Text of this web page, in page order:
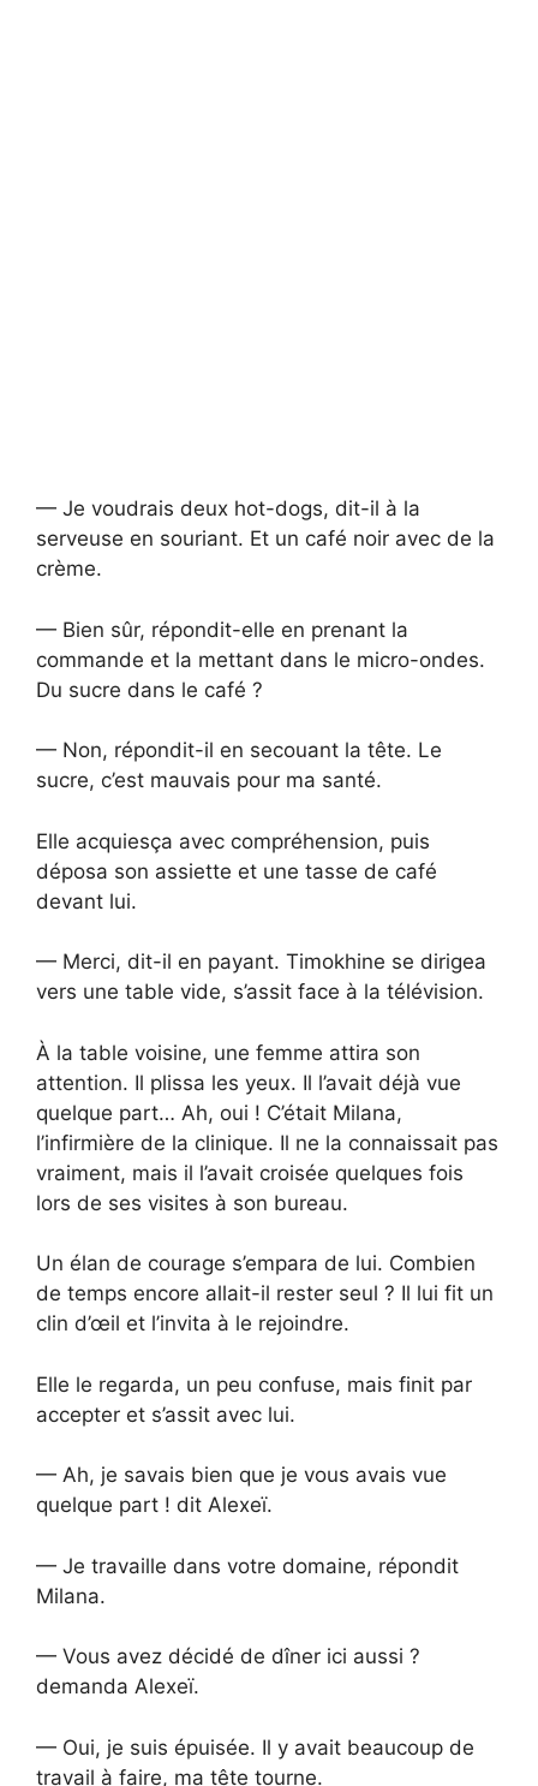
— Je voudrais deux hot-dogs, dit-il à la
serveuse en souriant. Et un café noir avec de la
crème.
— Bien sûr, répondit-elle en prenant la
commande et la mettant dans le micro-ondes.
Du sucre dans le café ?
— Non, répondit-il en secouant la tête. Le
sucre, c’est mauvais pour ma santé.
Elle acquiesça avec compréhension, puis
déposa son assiette et une tasse de café
devant lui.
— Merci, dit-il en payant. Timokhine se dirigea
vers une table vide, s’assit face à la télévision.
À la table voisine, une femme attira son
attention. Il plissa les yeux. Il l’avait déjà vue
quelque part… Ah, oui ! C’était Milana,
l’infirmière de la clinique. Il ne la connaissait pas
vraiment, mais il l’avait croisée quelques fois
lors de ses visites à son bureau.
Un élan de courage s’empara de lui. Combien
de temps encore allait-il rester seul ? Il lui fit un
clin d’œil et l’invita à le rejoindre.
Elle le regarda, un peu confuse, mais finit par
accepter et s’assit avec lui.
— Ah, je savais bien que je vous avais vue
quelque part ! dit Alexeï.
— Je travaille dans votre domaine, répondit
Milana.
— Vous avez décidé de dîner ici aussi ?
demanda Alexeï.
— Oui, je suis épuisée. Il y avait beaucoup de
travail à faire, ma tête tourne.